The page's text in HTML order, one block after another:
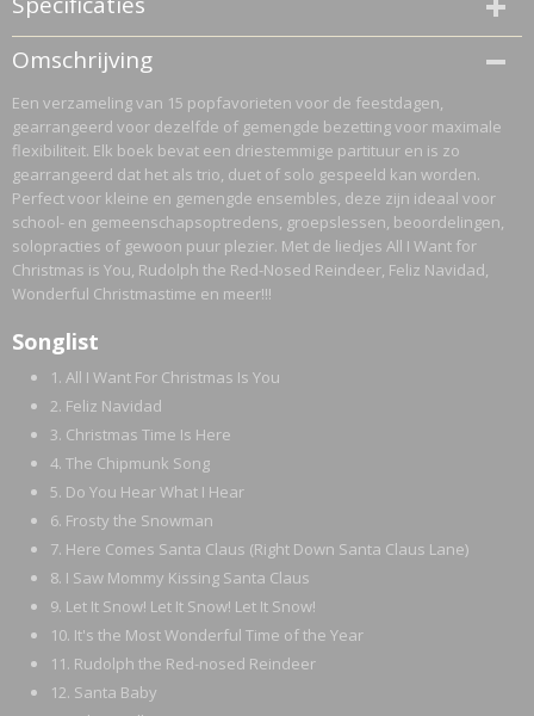
Netto gewicht
0,11 Kg
Bruto gewicht
0,11 Kg
Omschrijving
Een verzameling van 15 popfavorieten voor de feestdagen,
gearrangeerd voor dezelfde of gemengde bezetting voor maximale
flexibiliteit. Elk boek bevat een driestemmige partituur en is zo
gearrangeerd dat het als trio, duet of solo gespeeld kan worden.
Perfect voor kleine en gemengde ensembles, deze zijn ideaal voor
school- en gemeenschapsoptredens, groepslessen, beoordelingen,
solopracties of gewoon puur plezier. Met de liedjes All I Want for
Christmas is You, Rudolph the Red-Nosed Reindeer, Feliz Navidad,
Wonderful Christmastime en meer!!!
Songlist
1. All I Want For Christmas Is You
2. Feliz Navidad
3. Christmas Time Is Here
4. The Chipmunk Song
5. Do You Hear What I Hear
6. Frosty the Snowman
7. Here Comes Santa Claus (Right Down Santa Claus Lane)
8. I Saw Mommy Kissing Santa Claus
9. Let It Snow! Let It Snow! Let It Snow!
10. It's the Most Wonderful Time of the Year
11. Rudolph the Red-nosed Reindeer
12. Santa Baby